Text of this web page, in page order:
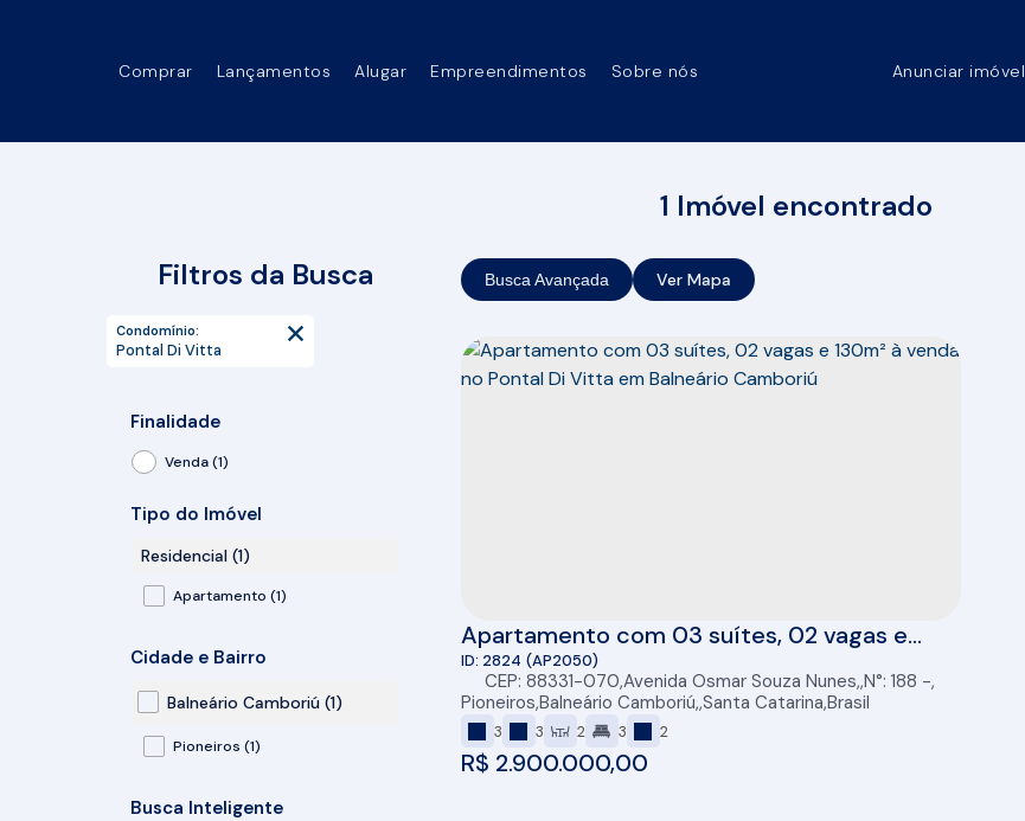
Anunciar imóvel
Sobre nós
Empreendimentos
Alugar
Lançamentos
Comprar
1 Imóvel encontrado
Filtros da Busca
Condomínio:
Pontal Di Vitta
Finalidade
Venda (1)
Tipo do Imóvel
Residencial (1)
Apartamento (1)
Cidade e Bairro
Balneário Camboriú (1)
Pioneiros (1)
Busca Inteligente
Busca Avançada Ver Mapa
Apartamento com 03 suítes, 02 vagas e
130m² à venda no Pontal Di Vitta em
Balneário Camboriú
R$ 2.900.000,00
2824 (AP2050)
CEP: 88331-070,Avenida Osmar Souza Nunes ,N°: 188
,
Pioneiros,Balneário Camboriú ,Santa Catarina,Brasil
3 3 2 3 2